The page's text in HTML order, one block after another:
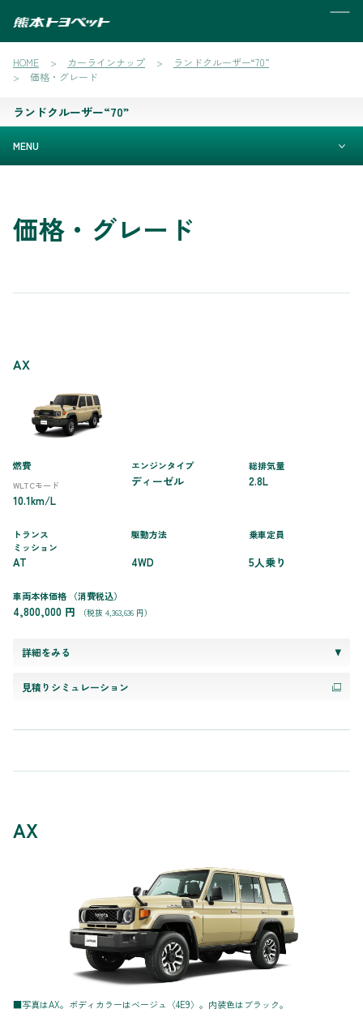
HOME カーラインナップ
ランドクルーザー“70”
価格・グレード
ランドクルーザー“70”
MENU
価格・グレード
AX
燃費
WLTCモード
10.1km/L
エンジンタイプ
ディーゼル
総排気量
2.8L
トランス
ミッション
AT
駆動方法
4WD
乗車定員
5人乗り
車両本体価格 （消費税込）
4,800,000 円 （税抜 4,363,636 円）
詳細をみる
見積りシミュレーション
AX
■写真はAX。ボディカラーはベージュ〈4E9〉。内装色はブラック。